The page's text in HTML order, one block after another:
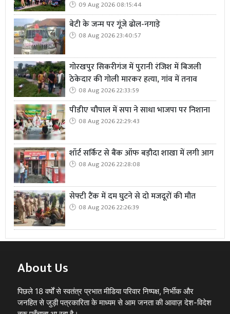
09 Aug 2026 08:15:44
बेटी के जन्म पर गूंजे ढोल-नगाड़े
08 Aug 2026 23:40:57
गोरखपुर सिकरीगंज में पुरानी रंजिश में बिजली
ठेकेदार की गोली मारकर हत्या, गांव में तनाव
08 Aug 2026 22:33:59
पीडीए चौपाल में सपा ने साधा भाजपा पर निशाना
08 Aug 2026 22:29:43
शॉर्ट सर्किट से बैंक ऑफ बड़ौदा शाखा में लगी आग
08 Aug 2026 22:28:08
सेफ्टी टैंक में दम घुटने से दो मजदूरों की मौत
08 Aug 2026 22:26:39
About Us
पिछले 18 वर्षों से स्वतंत्र प्रभात मीडिया परिवार निष्पक्ष, निर्भीक और
जनहित से जुड़ी पत्रकारिता के माध्यम से आम जनता की आवाज़ देश-विदेश